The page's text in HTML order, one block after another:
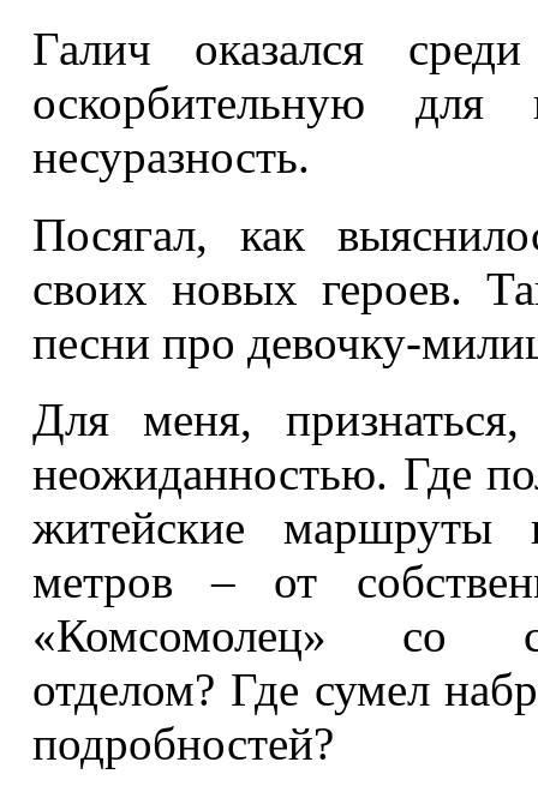
Галич оказался
оскорбительную
несуразность.
Посягал, как
своих новых героев.
песни про девочку-
Для меня, признаться,
неожиданностью. Где
житейские маршруты
метров – от
«Комсомолец» со
отделом? Где сумел
подробностей?